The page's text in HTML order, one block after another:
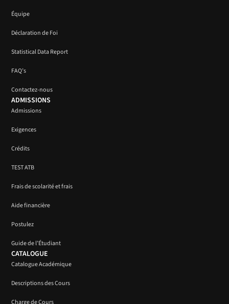
Équipe
Déclaration de Foi
Statistical Data Report
FAQ’s
Contactez-nous
ADMISSIONS
Admissions
Exigences
Crédits
TEST ATB
Frais de scolarité et frais
Aide financière
Postulez
Guide de l’Étudiant
CATALOGUE
Catalogue Académique
Descriptions des Cours
Charge de Cours